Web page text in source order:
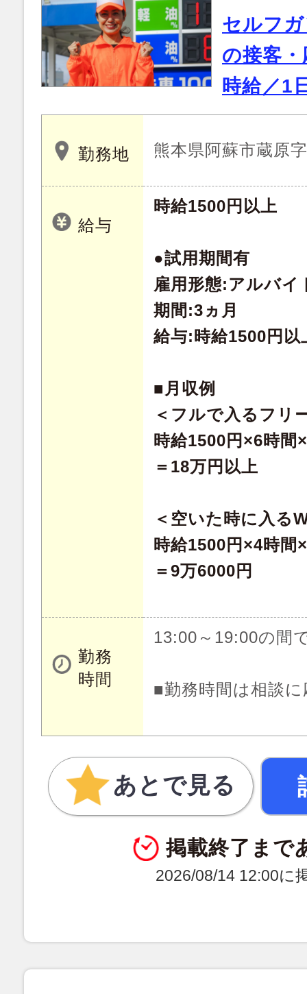
セルフ
の接客
時給／1
勤務地 熊本県阿蘇市蔵原
給与
時給1500円以上
●試用期間有
雇用形態:アルバイ
期間:3ヵ月
給与:時給1500円以
■月収例
＜フルで入るフリ
時給1500円×6時間
＝18万円以上
＜空いた時に入る
時給1500円×4時間
＝9万6000円
勤務
時間
13:00～19:00の間
■勤務時間は相談
あとで見る
掲載終了まで
2026/08/14 12:00に